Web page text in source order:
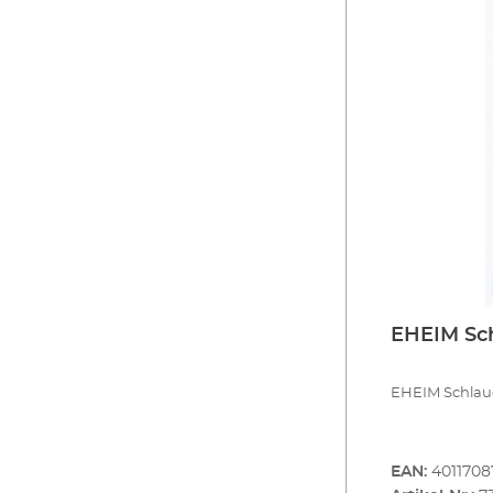
EHEIM
EHEIM
EAN: